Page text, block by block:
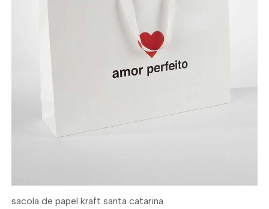
sacola de papel kraft santa catarina